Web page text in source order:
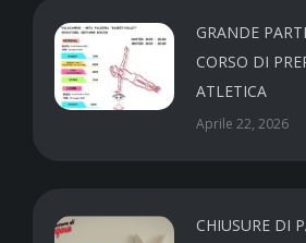
GRANDE
CORSO DI
ATLETICA
Aprile 22, 2026
CHIUSURE DI